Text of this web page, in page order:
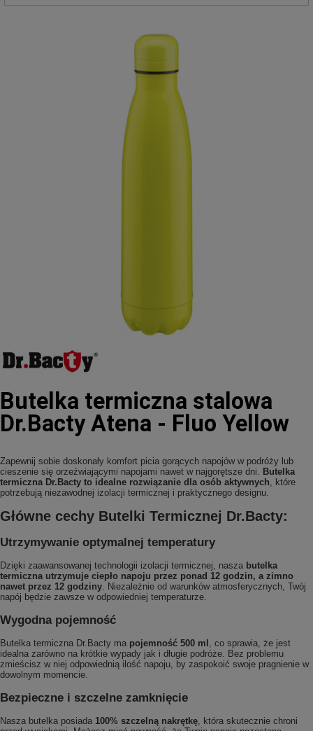
Butelka termiczna stalowa
Dr.Bacty Atena - Fluo Yellow
Zapewnij sobie doskonały komfort picia gorących napojów w podróży lub
cieszenie się orzeźwiającymi napojami nawet w najgorętsze dni. Butelka
termiczna Dr.Bacty to idealne rozwiązanie dla osób aktywnych, które
potrzebują niezawodnej izolacji termicznej i praktycznego designu.
Główne cechy Butelki Termicznej Dr.Bacty:
Utrzymywanie optymalnej temperatury
Dzięki zaawansowanej technologii izolacji termicznej, nasza butelka
termiczna utrzymuje ciepło napoju przez ponad 12 godzin, a zimno
nawet przez 12 godziny. Niezależnie od warunków atmosferycznych, Twój
napój będzie zawsze w odpowiedniej temperaturze.
Wygodna pojemność
Butelka termiczna Dr.Bacty ma pojemność 500 ml , co sprawia, że jest
idealna zarówno na krótkie wypady jak i długie podróże. Bez problemu
zmieścisz w niej odpowiednią ilość napoju, by zaspokoić swoje pragnienie w
dowolnym momencie.
Bezpieczne i szczelne zamknięcie
Nasza butelka posiada 100% szczelną nakrętkę, która skutecznie chroni